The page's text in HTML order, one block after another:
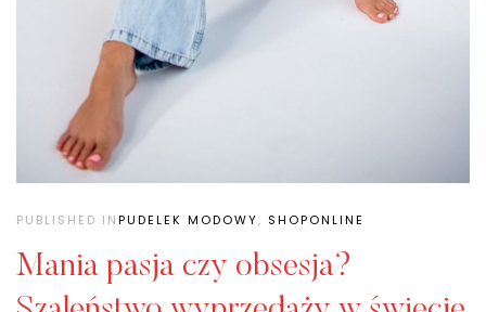
PUBLISHED INPUDELEK MODOWY, SHOPONLINE
Mania pasja czy obsesja?